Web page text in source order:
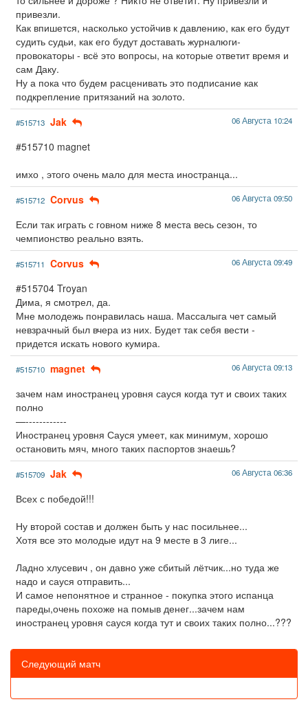
привезли.
Как впишется, насколько устойчив к давлению, как его будут
судить судьи, как его будут доставать журналюги-
провокаторы - всё это вопросы, на которые ответит время и
сам Даку.
Ну а пока что будем расценивать это подписание как
подкрепление притязаний на золото.
#515713 Jak 06 Августа 10:24
#515710 magnet
имхо , этого очень мало для места иностранца...
#515712 Corvus 06 Августа 09:50
Если так играть с говном ниже 8 места весь сезон, то
чемпионство реально взять.
#515711 Corvus 06 Августа 09:49
#515704 Troyan
Дима, я смотрел, да.
Мне молодежь понравилась наша. Массалыга чет самый
невзрачный был вчера из них. Будет так себя вести -
придется искать нового кумира.
#515710 magnet 06 Августа 09:13
зачем нам иностранец уровня сауся когда тут и своих таких
полно
—------------
Иностранец уровня Сауся умеет, как минимум, хорошо
остановить мяч, много таких паспортов знаешь?
#515709 Jak 06 Августа 06:36
Всех с победой!!!
Ну второй состав и должен быть у нас посильнее...
Хотя все это молодые идут на 9 месте в 3 лиге...
Ладно хлусевич , он давно уже сбитый лётчик...но туда же
надо и сауся отправить...
И самое непонятное и странное - покупка этого испанца
пареды,очень похоже на помыв денег...зачем нам
иностранец уровня сауся когда тут и своих таких полно...???
Следующий матч